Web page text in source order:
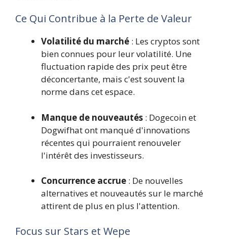
Ce Qui Contribue à la Perte de Valeur
Volatilité du marché : Les cryptos sont
bien connues pour leur volatilité. Une
fluctuation rapide des prix peut être
déconcertante, mais c'est souvent la
norme dans cet espace.
Manque de nouveautés : Dogecoin et
Dogwifhat ont manqué d'innovations
récentes qui pourraient renouveler
l'intérêt des investisseurs.
Concurrence accrue : De nouvelles
alternatives et nouveautés sur le marché
attirent de plus en plus l'attention.
Focus sur Stars et Wepe